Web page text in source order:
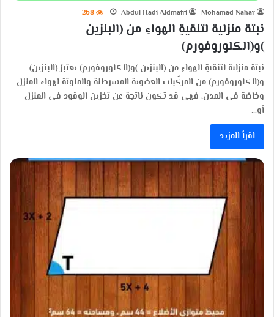
Mohamad Nahar
Abdul Hadi Aldmairi
268
نبتة منزلية لتنقيةِ الهواءِ من (البنزين
)و(الكلوروفورم)
نبتة منزلية لتنقيةِ الهواءِ من (البنزين )و(الكلوروفورم) يعتبرُ (البنزين)
و(الكلوروفورم) من المركّبات العضوية المسرطنة والملوثة لهواء المنزل
وخاصّة في المدن، فهي قد تكون ناتجة عن تخزين الوقود في المنزل
أو…
اقرأ المزيد